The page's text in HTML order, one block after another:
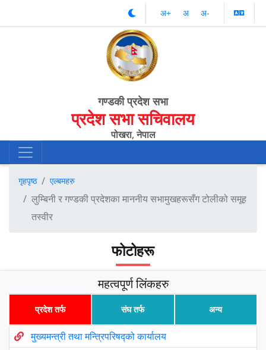
अ‌‌+ अ‌ अ‌-
गण्डकी प्रदेश सभा
प्रदेश सभा सचिवालय
पोखरा, नेपाल
गृहपृष्ठ एल्बमहरु
लुम्बिनी र गण्डकी प्रदेशका माननीय सभामुखहरूसँग टोलीको समूह
तस्वीर
फोटोहरू
महत्वपूर्ण लिंकहरु
प्रदेश तर्फ संघ तर्फ अन्य
मुख्यमन्त्री तथा मन्त्रिपरिषद्को कार्यालय